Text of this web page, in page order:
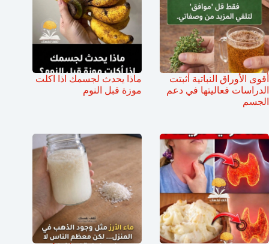
أقوى الأوراق النباتية أثبتت
الدراسات فعاليتها في دعم
الجسم
ماذا يحدث لجسمك اذا اكلت
موزة قبل النوم